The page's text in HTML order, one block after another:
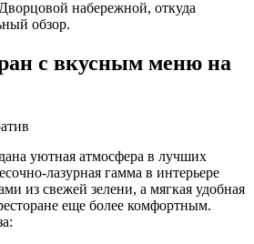
набережной, откуда
обзор.
с вкусным меню на
уютная атмосфера в лучших
лазурная гамма в интерьере
из свежей зелени, а мягкая удобная
еще более комфортным.